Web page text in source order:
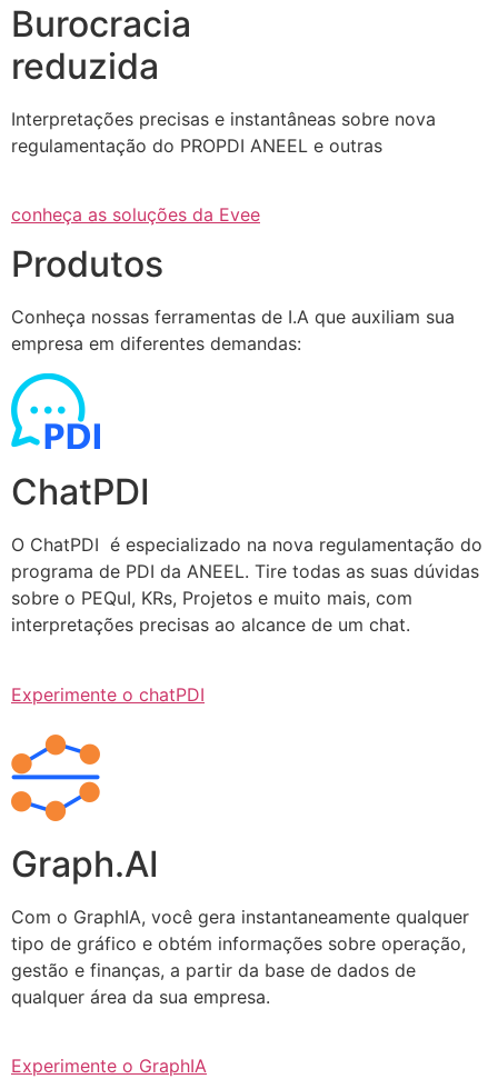
Burocracia
reduzida
Interpretações precisas e instantâneas sobre nova
regulamentação do PROPDI ANEEL e outras
conheça as soluções da Evee
Produtos
Conheça nossas ferramentas de I.A que auxiliam sua
empresa em diferentes demandas:
ChatPDI
O ChatPDI é especializado na nova regulamentação do
programa de PDI da ANEEL. Tire todas as suas dúvidas
sobre o PEQuI, KRs, Projetos e muito mais, com
interpretações precisas ao alcance de um chat.
Experimente o chatPDI
Graph.AI
Com o GraphIA, você gera instantaneamente qualquer
tipo de gráfico e obtém informações sobre operação,
gestão e finanças, a partir da base de dados de
qualquer área da sua empresa.
Experimente o GraphIA